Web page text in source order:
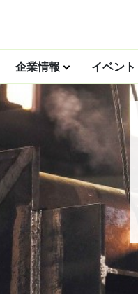
企業情報 イベント